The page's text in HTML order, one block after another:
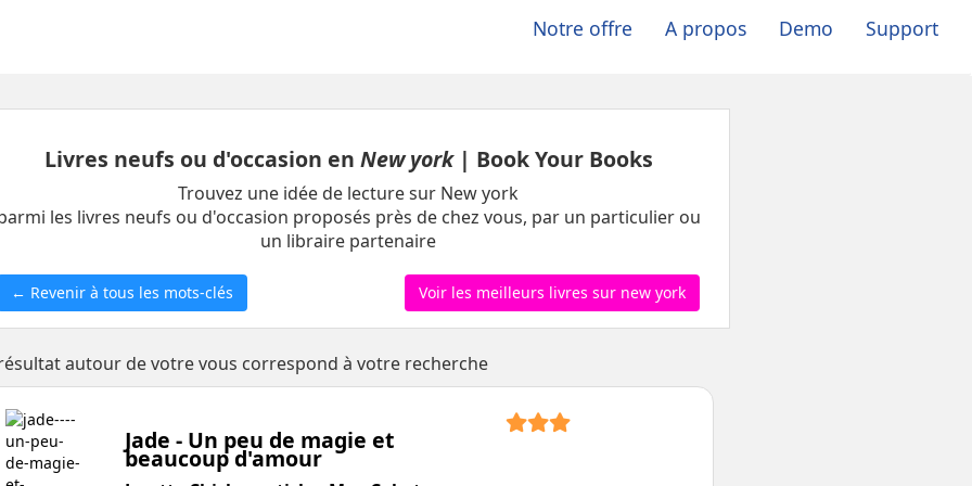
Notre offre A propos Demo Support
Livres neufs ou d'occasion en New york| Book Your Books
Trouvez une idée de lecture sur New york
les livres neufs ou d'occasion proposés près de chez vous, par un particulier ou
un libraire partenaire
Voir les meilleurs livres sur new york
← Revenir à tous les mots-clés
autour de votre vous correspond à votre recherche
Jade - Un peu de magie et
beaucoup d'amour